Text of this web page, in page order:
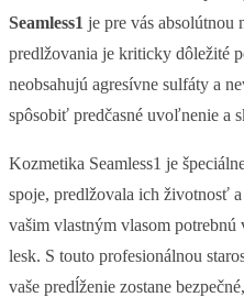
Seamless1 je pre vás absolútnou
predlžovania je kriticky dôležité
neobsahujú agresívne sulfáty a
spôsobiť predčasné uvoľnenie a
Kozmetika Seamless1 je
spoje, predlžovala ich životnosť
vašim vlastným vlasom
lesk. S touto profesionálnou
vaše predĺženie zostane